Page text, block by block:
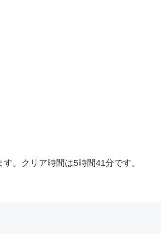
。クリア時間は5時間41分です。